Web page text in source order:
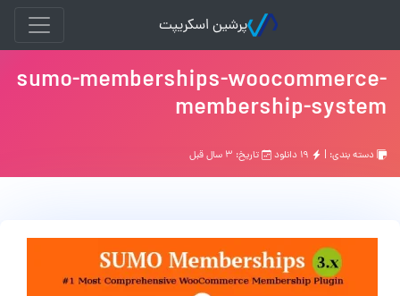
پرشین اسکریپت
sumo-memberships-woocommerce-
membership-system
دسته بندی: | تاریخ: ۳ سال قبل